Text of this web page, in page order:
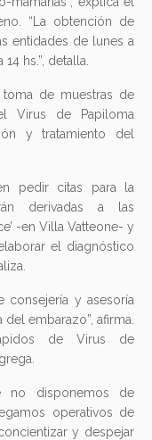
“La obtención de
entidades de lunes a
hs.”, detalla.
toma de muestras de
Virus de Papiloma
y tratamiento del
pedir citas para la
derivadas a las
-en Villa Vatteone- y
el diagnóstico
consejería y asesoría
embarazo”, afirma.
de Virus de
no disponemos de
operativos de
y despejar